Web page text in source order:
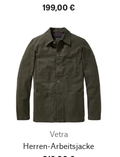
199,00 €
Vetra
Herren-Arbeitsjacke